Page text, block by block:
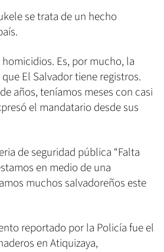
se trata de un hecho
Es, por mucho, la
El Salvador tiene registros.
años, teníamos meses con casi
el mandatario desde sus
de seguridad pública “Falta
en medio de una
muchos salvadoreños este
reportado por la Policía fue el
en Atiquizaya,